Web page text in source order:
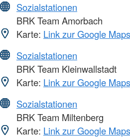
Sozialstationen
BRK Team Amorbach
Karte: Link zur Google
Sozialstationen
BRK Team Kleinwallstadt
Karte: Link zur Google
Sozialstationen
BRK Team Miltenberg
Karte: Link zur Google